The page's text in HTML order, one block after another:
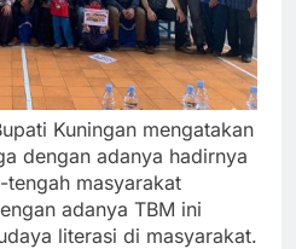
Kuningan mengatakan
dengan adanya hadirnya
masyarakat
adanya TBM ini
literasi di masyarakat.